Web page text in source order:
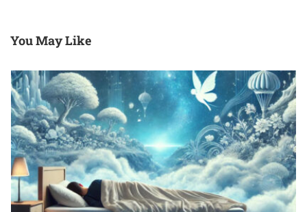
You May Like